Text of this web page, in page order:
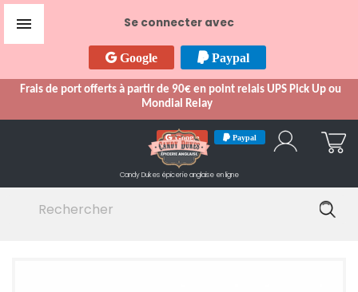
Se connecter avec
Google Paypal
Frais de port offerts à partir de 90€ en point relais UPS Pick Up ou
Mondial Relay

Google Paypal
Candy Dukes épicerie anglaise en ligne